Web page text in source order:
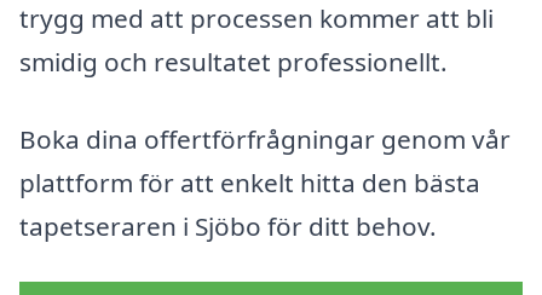
trygg med att processen kommer att bli
smidig och resultatet professionellt.
Boka dina offertförfrågningar genom vår
plattform för att enkelt hitta den bästa
tapetseraren i Sjöbo för ditt behov.